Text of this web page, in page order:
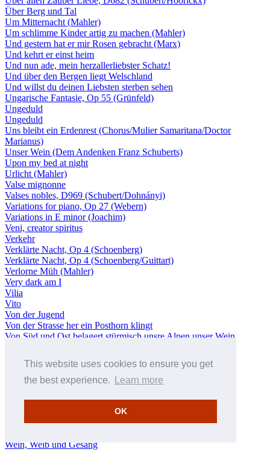
This website uses cookies to ensure you get
the best experience.
Learn more
OK
Über Berg und Tal
Um Mitternacht (Mahler)
Um schlimme Kinder artig zu machen (Mahler)
Und gestern hat er mir Rosen gebracht (Marx)
Und kehrt er einst heim
Und nun ade, mein herzallerliebster Schatz!
Und über den Bergen liegt Welschland
Und willst du deinen Liebsten sterben sehen
Ungarische Fantasie, Op 55 (Grünfeld)
Ungeduld
Ungeduld
Uns bleibt ein Erdenrest (Chorus/Mulier Samaritana/Doctor
Marianus)
Unser Wein (Dem Andenken Franz Schuberts)
Upon my bed at night
Urlicht (Mahler)
Valse mignonne
Valses nobles, D969 (Schubert/Dohnányi)
Variations for piano, Op 27 (Webern)
Variations in E minor (Joachim)
Veni, creator spiritus
Verkehr
Verklärte Nacht, Op 4 (Schoenberg)
Verklärte Nacht, Op 4 (Schoenberg/Guittart)
Verlorne Müh (Mahler)
Very dark am I
Vilia
Vito
Von der Jugend
Von der Strasse her ein Posthorn klingt
Von Süd und Ost belagert stürmisch unsre Alpen unser Wein
Waldung, sie schwankt heran (Chorus)
Wandl' ich im Wald des Abends
Warum?
Was hab’ ich bis jetzt nun gefunden?
Was sucht denn der Jäger am Mühlbach hier?
Wein, Weib und Gesang